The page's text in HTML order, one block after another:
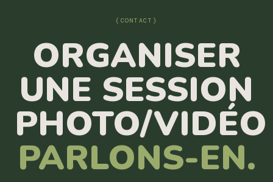
(CONTACT)
ORGANISER
UNE SESSION
PHOTO/VIDÉO
PARLONS-EN.